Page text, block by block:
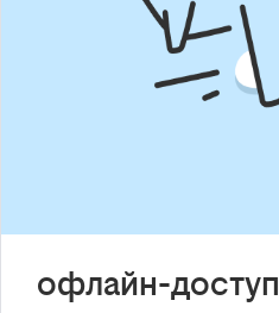
офлайн-доступ